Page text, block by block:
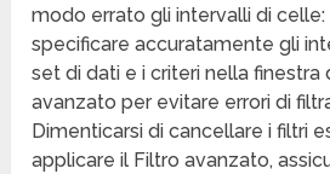
modo errato gli intervalli di celle:
specificare accuratamente gli
set di dati e i criteri nella finestra
avanzato per evitare errori di
Dimenticarsi di cancellare i filtri
applicare il Filtro avanzato,